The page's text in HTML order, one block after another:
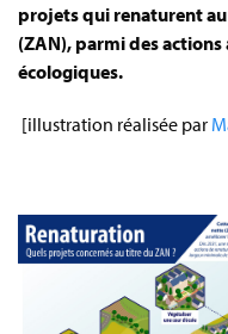
projets qui renaturent
(ZAN), parmi des
écologiques.
[illustration réalisée par